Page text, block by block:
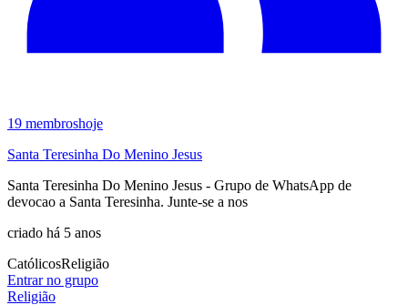
19 membroshoje
Santa Teresinha Do Menino Jesus
Santa Teresinha Do Menino Jesus - Grupo de WhatsApp de
devocao a Santa Teresinha. Junte-se a nos
criado há 5 anos
CatólicosReligião
Entrar no grupo
Religião